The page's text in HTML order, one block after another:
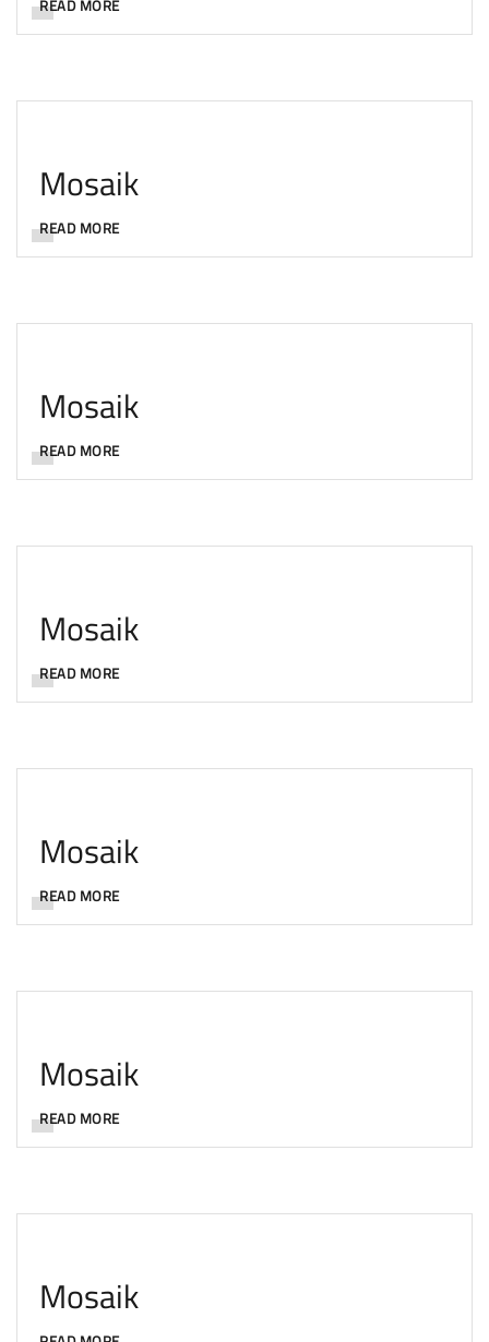
READ MORE
Mosaik
READ MORE
Mosaik
READ MORE
Mosaik
READ MORE
Mosaik
READ MORE
Mosaik
READ MORE
Mosaik